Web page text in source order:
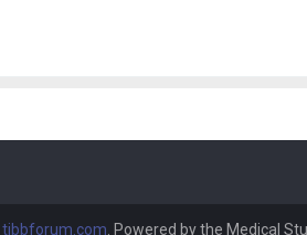
tibbforum.com . Powered by the Medical